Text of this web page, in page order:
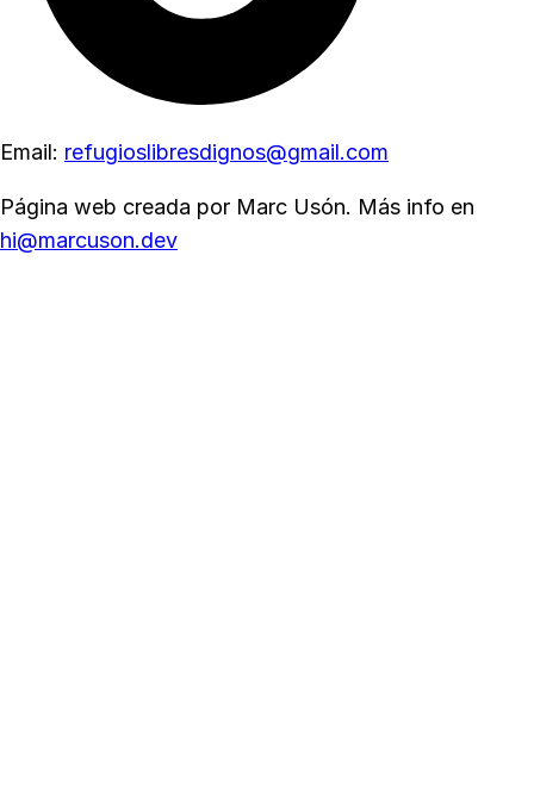
Email: refugioslibresdignos@gmail.com
Página web creada por Marc Usón. Más info en
hi@marcuson.dev